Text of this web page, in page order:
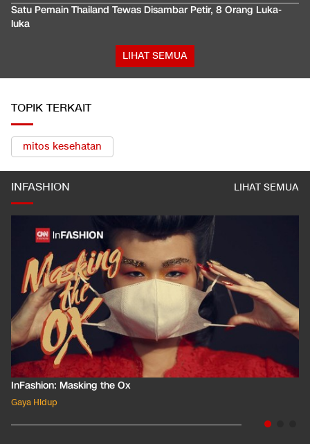
Satu Pemain Thailand Tewas Disambar Petir, 8 Orang Luka-
luka
LIHAT SEMUA
TOPIK TERKAIT
mitos kesehatan
INFASHION LIHAT SEMUA
InFashion: Masking the Ox
Gaya Hidup